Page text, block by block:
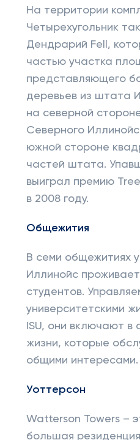
На территории
Четырехугольник
Дендрарий Fell,
частью участка
представляющего
деревьев из штата
на северной
Северного
южной стороне
частей штата.
выиграл премию
в 2008 году.
Общежития
В семи общежитиях
Иллинойс
студентов.
университетскими
ISU, они включают в
жизни, которые
общими интересами.
Уоттерсон
Watterson Towers –
большая